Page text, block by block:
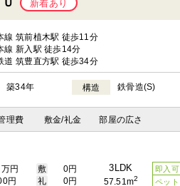
新着あり
線 筑前植木駅 徒歩11分
線 新入駅 徒歩14分
道 筑豊直方駅 徒歩34分
築34年 構造 鉄骨造(S)
理費 敷金/礼金 部屋の広さ
万円
円
敷
0円
礼
0円
3LDK
57.51m2
即入可
ペット